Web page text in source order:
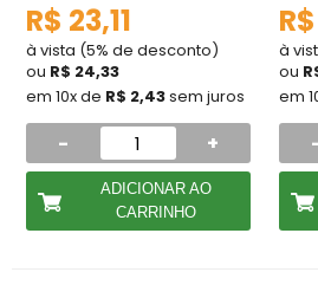
R$ 23,11
à vista (5% de desconto)
ou R$ 24,33
em 10x de R$ 2,43sem juros
- +
ADICIONAR AO
CARRINHO
à
ou
em